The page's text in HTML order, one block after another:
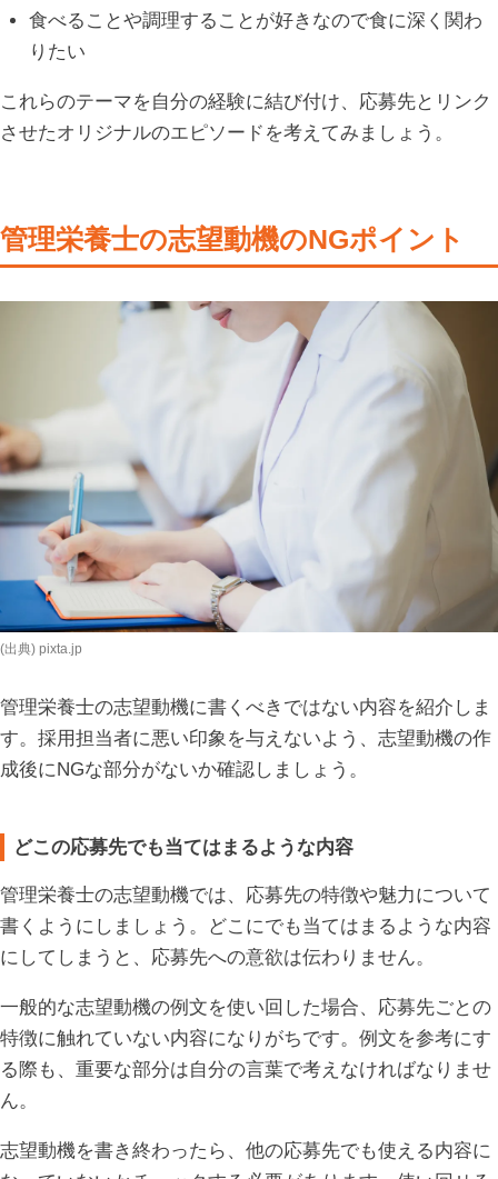
食べることや調理することが好きなので食に深く関わ
りたい
これらのテーマを自分の経験に結び付け、応募先とリンク
させたオリジナルのエピソードを考えてみましょう。
管理栄養士の志望動機のNGポイント
(出典) pixta.jp
管理栄養士の志望動機に書くべきではない内容を紹介しま
す。採用担当者に悪い印象を与えないよう、志望動機の作
成後にNGな部分がないか確認しましょう。
どこの応募先でも当てはまるような内容
管理栄養士の志望動機では、応募先の特徴や魅力について
書くようにしましょう。どこにでも当てはまるような内容
にしてしまうと、応募先への意欲は伝わりません。
一般的な志望動機の例文を使い回した場合、応募先ごとの
特徴に触れていない内容になりがちです。例文を参考にす
る際も、重要な部分は自分の言葉で考えなければなりませ
ん。
志望動機を書き終わったら、他の応募先でも使える内容に